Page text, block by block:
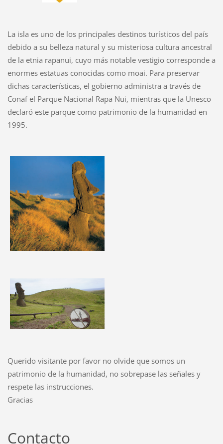
La isla es uno de los principales destinos turísticos del país
debido a su belleza natural y su misteriosa cultura ancestral
de la etnia rapanui, cuyo más notable vestigio corresponde a
enormes estatuas conocidas como moai. Para preservar
dichas características, el gobierno administra a través de
Conaf el Parque Nacional Rapa Nui, mientras que la Unesco
declaró este parque como patrimonio de la humanidad en
1995.
Querido visitante por favor no olvide que somos un
patrimonio de la humanidad, no sobrepase las señales y
respete las instrucciones.
Gracias
Contacto